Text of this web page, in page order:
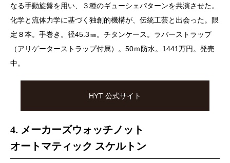
なる手動旋盤を用い、３種のギューシェパターンを共演させた。
化学と流体力学に基づく独創的機構が、伝統工芸と出会った。限
定８本。手巻き。径45.3㎜。チタンケース。ラバーストラップ
（アリゲーターストラップ付属）。50ｍ防水。1441万円。発売
中。
HYT 公式サイト
4. メーカーズウォッチノット
オートマティック スケルトン